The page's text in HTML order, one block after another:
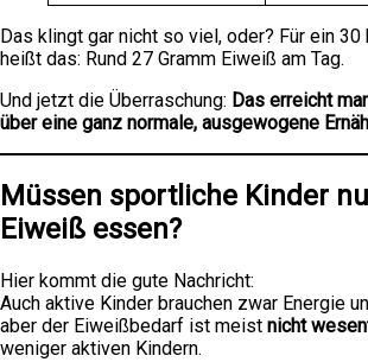
Das klingt gar nicht so viel, oder? Für ein
heißt das: Rund 27 Gramm Eiweiß am Tag.
Und jetzt die Überraschung: Das erreicht
über eine ganz normale, ausgewogene
Müssen sportliche Kinder
Eiweiß essen?
Hier kommt die gute Nachricht:
Auch aktive Kinder brauchen zwar Energie
aber der Eiweißbedarf ist meist nicht
weniger aktiven Kindern.